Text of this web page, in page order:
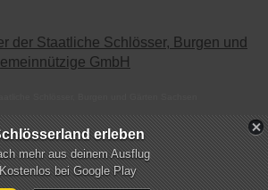
Dresden im Netz
erleben
mehr aus deinem Ausflug
Kostenlos bei Google Play